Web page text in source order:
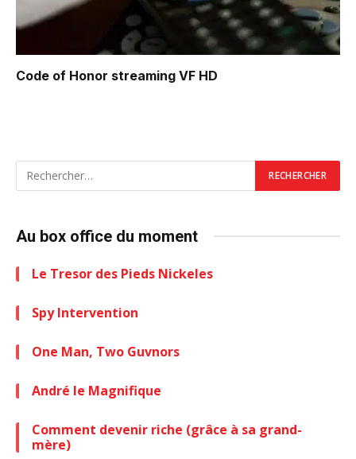
Code of Honor streaming VF HD
Au box office du moment
Le Tresor des Pieds Nickeles
Spy Intervention
One Man, Two Guvnors
André le Magnifique
Comment devenir riche (grâce à sa grand-
mère)